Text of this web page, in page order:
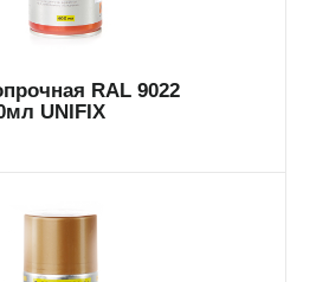
RAL 9022
UNIFIX